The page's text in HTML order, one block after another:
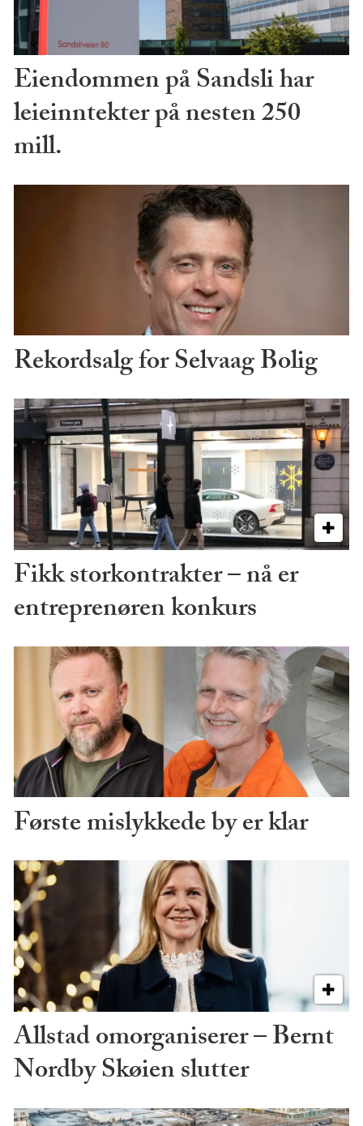
Eiendommen på Sandsli har
leieinntekter på nesten 250
mill.
Rekordsalg for Selvaag Bolig
Fikk storkontrakter – nå er
entreprenøren konkurs
Første mislykkede by er klar
Allstad omorganiserer – Bernt
Nordby Skøien slutter